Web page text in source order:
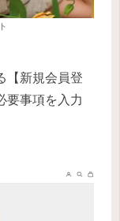
【新規会員登
要事項を入力